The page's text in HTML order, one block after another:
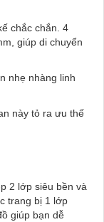
chắc chắn. 4
giúp di chuyển
nhẹ nhàng linh
này tỏ ra ưu thế
2 lớp siêu bền và
trang bị 1 lớp
giúp bạn dễ